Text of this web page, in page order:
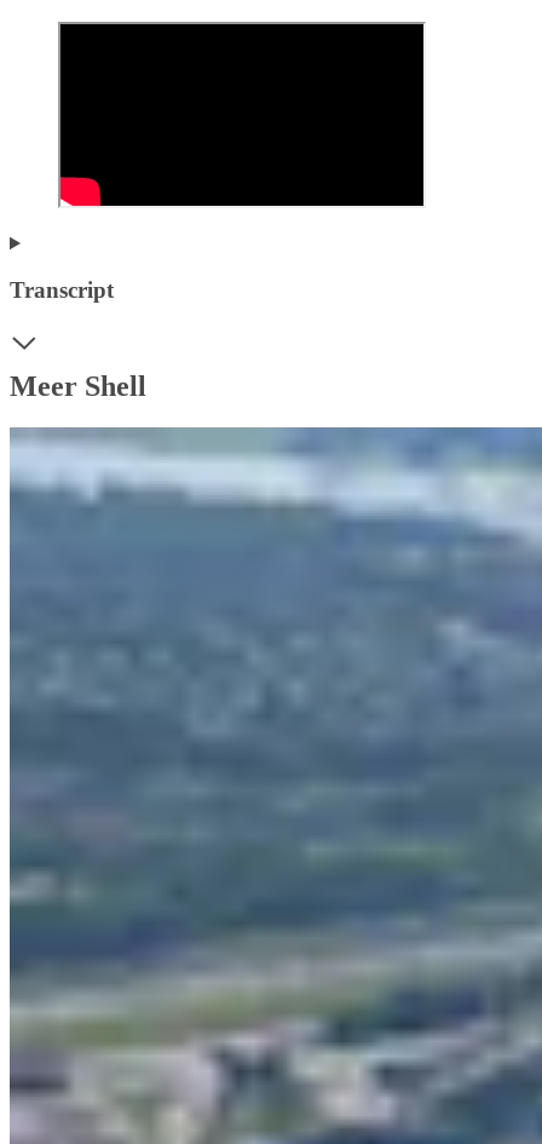
Transcript
Meer Shell